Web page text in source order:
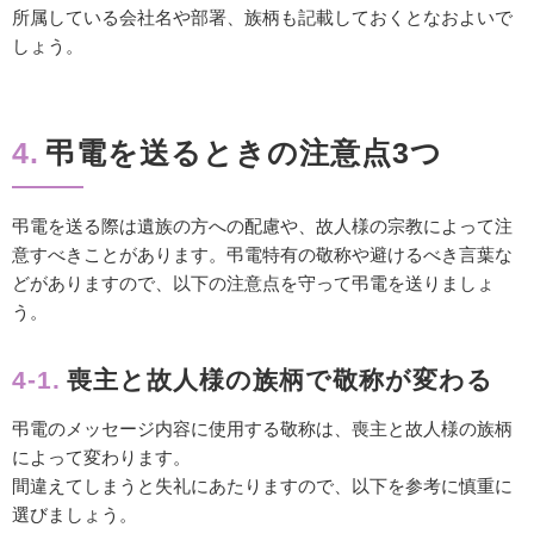
所属している会社名や部署、族柄も記載しておくとなおよいで
しょう。
4. 弔電を送るときの注意点3つ
弔電を送る際は遺族の方への配慮や、故人様の宗教によって注
意すべきことがあります。弔電特有の敬称や避けるべき言葉な
どがありますので、以下の注意点を守って弔電を送りましょ
う。
4-1. 喪主と故人様の族柄で敬称が変わる
弔電のメッセージ内容に使用する敬称は、喪主と故人様の族柄
によって変わります。
間違えてしまうと失礼にあたりますので、以下を参考に慎重に
選びましょう。